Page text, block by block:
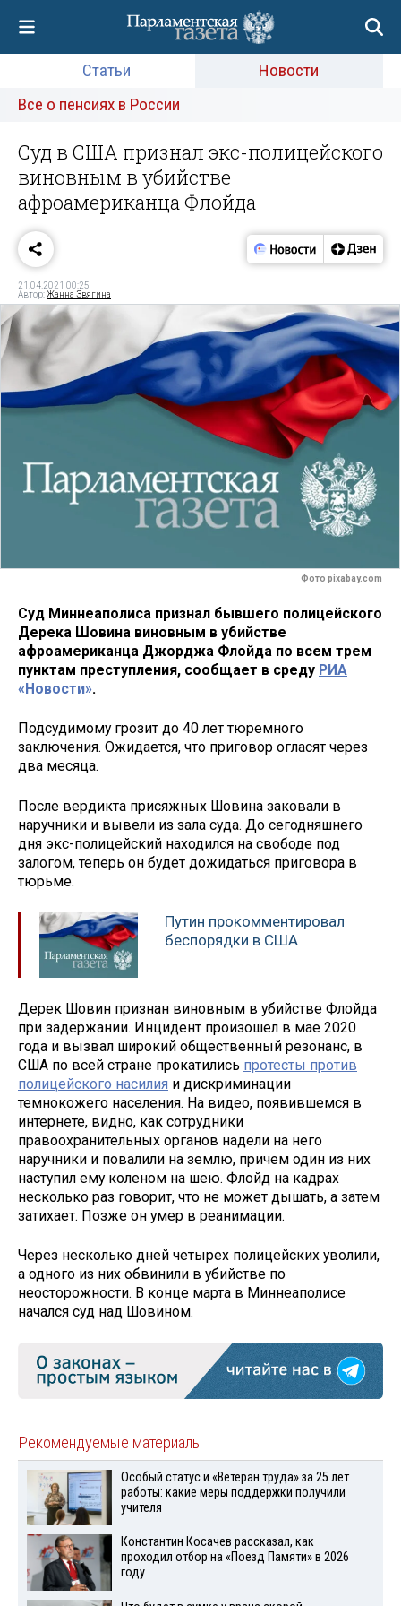
Статьи
Новости
Все о пенсиях в России
Суд в США признал экс-полицейского
виновным в убийстве
афроамериканца Флойда
21.04.2021 00:25
Автор:Жанна Звягина
Фото pixabay.com
Суд Миннеаполиса признал бывшего полицейского
Дерека Шовина виновным в убийстве
афроамериканца Джорджа Флойда по всем трем
пунктам преступления, сообщает в среду РИА
«Новости».
Подсудимому грозит до 40 лет тюремного
заключения. Ожидается, что приговор огласят через
два месяца.
После вердикта присяжных Шовина заковали в
наручники и вывели из зала суда. До сегодняшнего
дня экс-полицейский находился на свободе под
залогом, теперь он будет дожидаться приговора в
тюрьме.
Путин прокомментировал
беспорядки в США
Дерек Шовин признан виновным в убийстве Флойда
при задержании. Инцидент произошел в мае 2020
года и вызвал широкий общественный резонанс, в
США по всей стране прокатились протесты против
полицейского насилия и дискриминации
темнокожего населения. На видео, появившемся в
интернете, видно, как сотрудники
правоохранительных органов надели на него
наручники и повалили на землю, причем один из них
наступил ему коленом на шею. Флойд на кадрах
несколько раз говорит, что не может дышать, а затем
затихает. Позже он умер в реанимации.
Через несколько дней четырех полицейских уволили,
а одного из них обвинили в убийстве по
неосторожности. В конце марта в Миннеаполисе
начался суд над Шовином.
Рекомендуемые материалы
Особый статус и «Ветеран труда» за 25 лет
работы: какие меры поддержки получили
учителя
Константин Косачев рассказал, как
проходил отбор на «Поезд Памяти» в 2026
году